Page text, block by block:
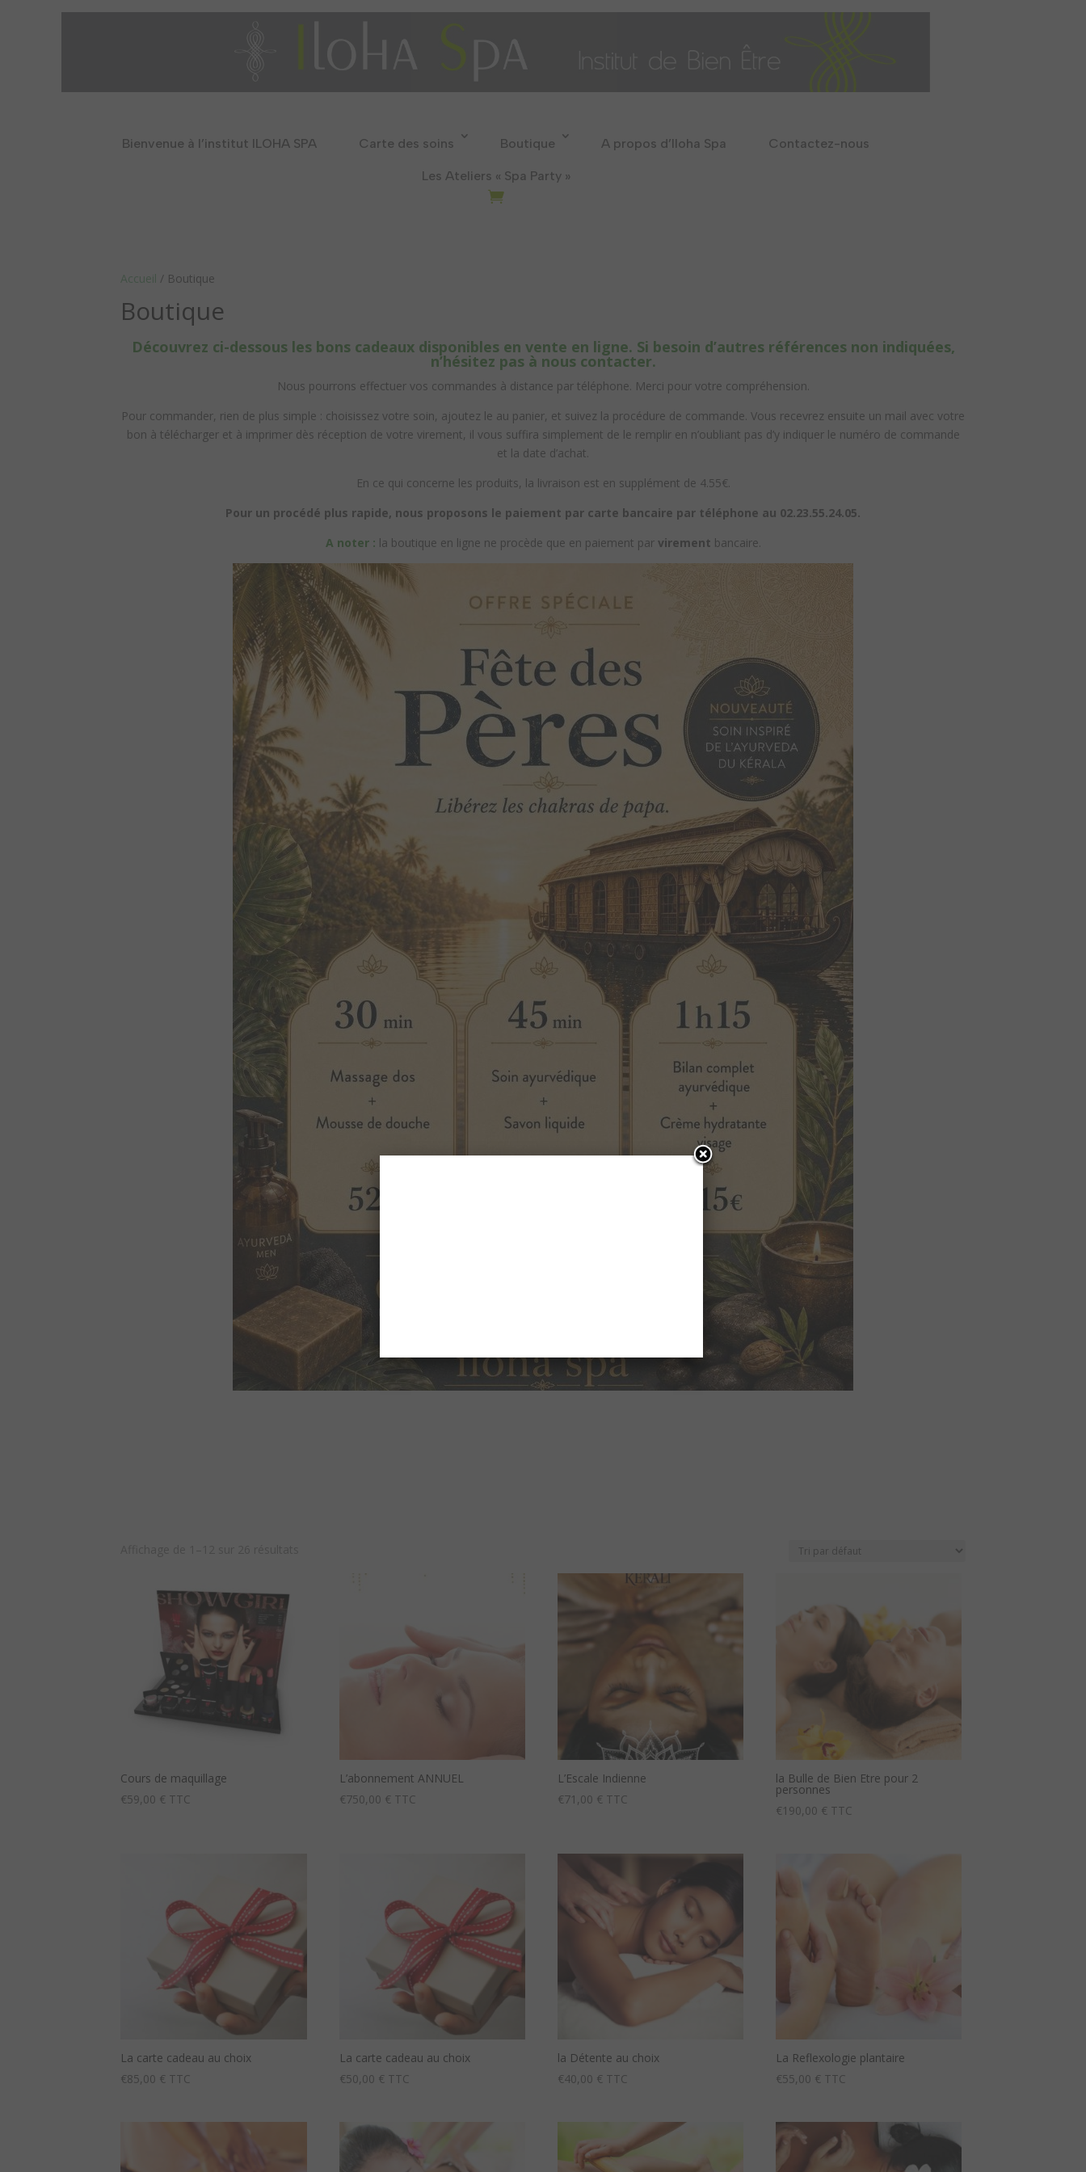
Bienvenue à l’institut ILOHA SPA Carte des soins Boutique A propos d’Iloha Spa Contactez-nous
Les Ateliers « Spa Party »
Accueil / Boutique
Boutique
Découvrez ci-dessous les bons cadeaux disponibles en vente en ligne. Si besoin d’autres références non indiquées,
n’hésitez pas à nous contacter.
Nous pourrons effectuer vos commandes à distance par téléphone. Merci pour votre compréhension.
Pour commander, rien de plus simple : choisissez votre soin, ajoutez le au panier, et suivez la procédure de commande. Vous recevrez ensuite un mail avec votre
bon à télécharger et à imprimer dès réception de votre virement, il vous suffira simplement de le remplir en n’oubliant pas d’y indiquer le numéro de commande
et la date d’achat.
En ce qui concerne les produits, la livraison est en supplément de 4.55€.
Pour un procédé plus rapide, nous proposons le paiement par carte bancaire par téléphone au 02.23.55.24.05.
A noter : la boutique en ligne ne procède que en paiement parvirement bancaire.
Cours de maquillage
€59,00 € TTC
L’abonnement ANNUEL
€750,00 € TTC
L’Escale Indienne
€71,00 € TTC
la Bulle de Bien Etre pour 2
personnes
€190,00 € TTC
La carte cadeau au choix
€85,00 € TTC
La carte cadeau au choix
€50,00 € TTC
la Détente au choix
€40,00 € TTC
La Reflexologie plantaire
€55,00 € TTC